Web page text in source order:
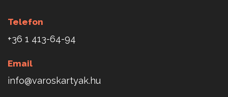
Telefon
+36 1 413-64-94
Email
info@varoskartyak.hu